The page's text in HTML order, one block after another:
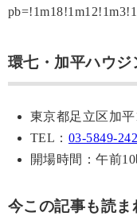
環七・加平ハウ
東京都足立区加平
TEL： 03-5849-
開場時間：午前
今この記事も読ま